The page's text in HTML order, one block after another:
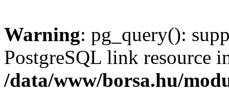
Warning: pg_query():
PostgreSQL link resource
/data/www/borsa.hu/